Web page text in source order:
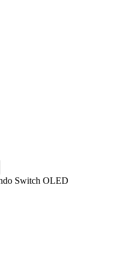
Switch OLED